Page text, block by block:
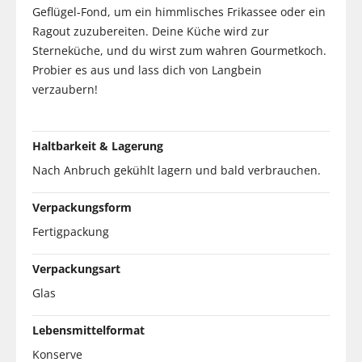
Geflügel-Fond, um ein himmlisches Frikassee oder ein
Ragout zuzubereiten. Deine Küche wird zur
Sterneküche, und du wirst zum wahren Gourmetkoch.
Probier es aus und lass dich von Langbein
verzaubern!
Haltbarkeit & Lagerung
Nach Anbruch gekühlt lagern und bald verbrauchen.
Verpackungsform
Fertigpackung
Verpackungsart
Glas
Lebensmittelformat
Konserve